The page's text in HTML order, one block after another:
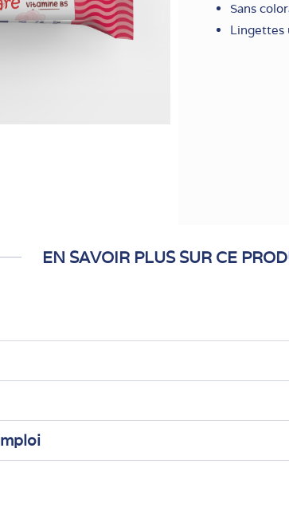
Sans
Lingettes
EN SAVOIR PLUS SUR CE